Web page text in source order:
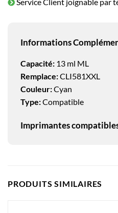
Informations
Capacité: 13 ml ML
Remplace:CLI581XXL
Couleur:Cyan
Type:Compatible
Imprimantes
PRODUITS SIMILAIRES